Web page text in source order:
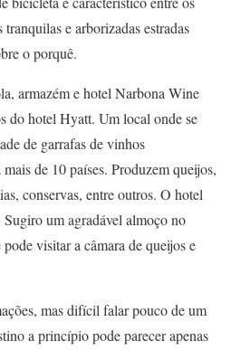
e arborizadas estradas
o porquê.
armazém e hotel Narbona Wine
do hotel Hyatt. Um local onde se
de garrafas de vinhos
de 10 países. Produzem queijos,
conservas, entre outros. O hotel
um agradável almoço no
visitar a câmara de queijos e
mas difícil falar pouco de um
a princípio pode parecer apenas